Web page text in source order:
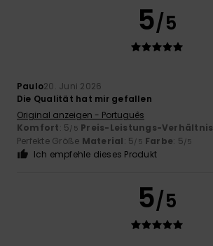
5/5
Paulo20. Juni 2026
Die Qualität hat mir gefallen
Original anzeigen - Português
Komfort: 5/5 Preis-Leistungs-Verhältnis
Perfekte Größe Material: 5/5 Farbe: 5/5
Ich empfehle dieses Produkt
5/5